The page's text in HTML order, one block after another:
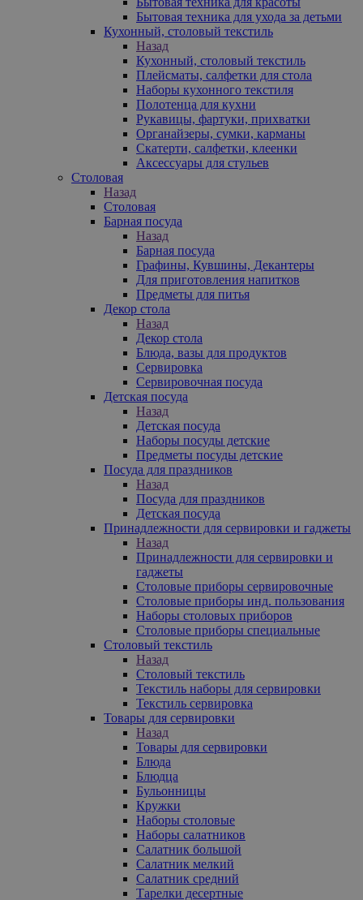
Бытовая техника для ухода за детьми
Кухонный, столовый текстиль
Назад
Кухонный, столовый текстиль
Плейсматы, салфетки для стола
Наборы кухонного текстиля
Полотенца для кухни
Рукавицы, фартуки, прихватки
Органайзеры, сумки, карманы
Скатерти, салфетки, клеенки
Аксессуары для стульев
Столовая
Назад
Столовая
Барная посуда
Назад
Барная посуда
Графины, Кувшины, Декантеры
Для приготовления напитков
Предметы для питья
Декор стола
Назад
Декор стола
Блюда, вазы для продуктов
Сервировка
Сервировочная посуда
Детская посуда
Назад
Детская посуда
Наборы посуды детские
Предметы посуды детские
Посуда для праздников
Назад
Посуда для праздников
Детская посуда
Принадлежности для сервировки и гаджеты
Назад
Принадлежности для сервировки и
гаджеты
Столовые приборы сервировочные
Столовые приборы инд. пользования
Наборы столовых приборов
Столовые приборы специальные
Столовый текстиль
Назад
Столовый текстиль
Текстиль наборы для сервировки
Текстиль сервировка
Товары для сервировки
Назад
Товары для сервировки
Блюда
Блюдца
Бульонницы
Кружки
Наборы столовые
Наборы салатников
Салатник большой
Салатник мелкий
Салатник средний
Тарелки десертные